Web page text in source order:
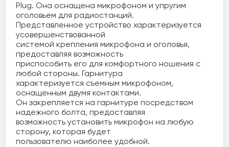
Plug. Она оснащена микрофоном и упругим
оголовьем для радиостанций.
Представленное устройство характеризуется
усовершенствованной
системой крепления микрофона и оголовья,
предоставляя возможность
приспособить его для комфортного ношения с
любой стороны. Гарнитура
характеризуется съемным микрофоном,
оснащенным двумя контактами.
Он закрепляется на гарнитуре посредством
надежного болта, предоставляя
возможность установить микрофон на любую
сторону, которая будет
пользователю наиболее удобной.